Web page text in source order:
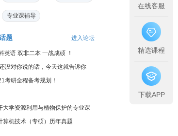
专业课辅导
题 进入论坛
英语 双非二本 一战成硕 ！
没对你说的话，今天这就告诉你
考研全程备考规划！
大学资源利用与植物保护的专业课
算机技术（专硕）历年真题
在线客服
精选课程
下载APP